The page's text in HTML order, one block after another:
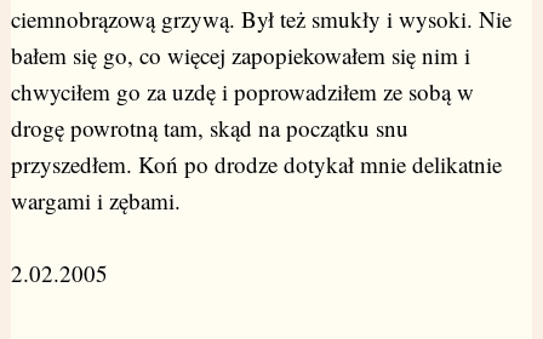
ciemnobrązową grzywą. Był też smukły i wysoki. Nie
bałem się go, co więcej zapopiekowałem się nim i
chwyciłem go za uzdę i poprowadziłem ze sobą w
drogę powrotną tam, skąd na początku snu
przyszedłem. Koń po drodze dotykał mnie delikatnie
wargami i zębami.
2.02.2005